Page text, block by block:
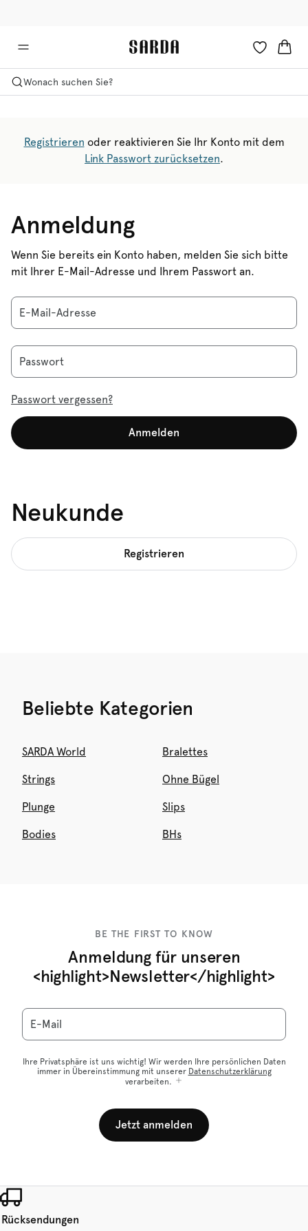
Wonach suchen Sie?
Registrieren oder reaktivieren Sie Ihr Konto mit dem
Link Passwort zurücksetzen.
Anmeldung
Wenn Sie bereits ein Konto haben, melden Sie sich bitte
mit Ihrer E-Mail-Adresse und Ihrem Passwort an.
E-Mail-Adresse
Passwort
Passwort vergessen?
Anmelden
Neukunde
Registrieren
Beliebte Kategorien
SARDA World Bralettes
Strings Ohne Bügel
Plunge Slips
Bodies BHs
BE THE FIRST TO KNOW
Anmeldung für unseren
<highlight>Newsletter</highlight>
E-Mail
Ihre Privatsphäre ist uns wichtig! Wir werden Ihre persönlichen Daten
immer in Übereinstimmung mit unserer Datenschutzerklärung
verarbeiten.
Jetzt anmelden